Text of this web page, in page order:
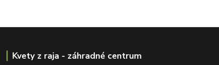
Kvety z raja - záhradné centrum